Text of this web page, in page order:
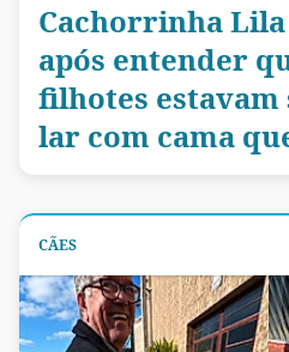
Cachorrinha
após entender
filhotes estavam
lar com cama
CÃES